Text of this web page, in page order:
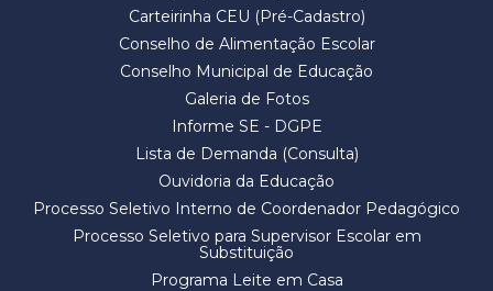
Carteirinha CEU (Pré-Cadastro)
Conselho de Alimentação Escolar
Conselho Municipal de Educação
Galeria de Fotos
Informe SE - DGPE
Lista de Demanda (Consulta)
Ouvidoria da Educação
Processo Seletivo Interno de Coordenador Pedagógico
Processo Seletivo para Supervisor Escolar em
Substituição
Programa Leite em Casa